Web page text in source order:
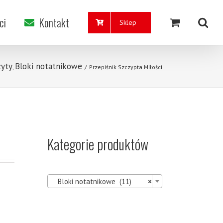
Kontakt Sklep
, Bloki notatnikowe / Przepiśnik Szczypta Miłości
Kategorie produktów
×
Bloki notatnikowe (11)